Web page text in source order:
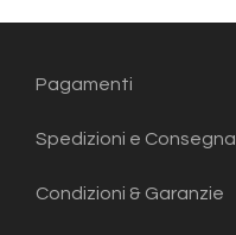
Pagamenti
Spedizioni e Consegna
Condizioni & Garanzie